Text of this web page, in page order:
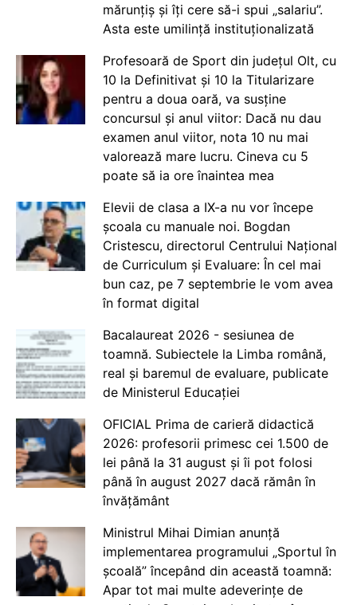
mărunțiș și îți cere să-i spui „salariu”.
Asta este umilință instituționalizată
Profesoară de Sport din județul Olt, cu
10 la Definitivat și 10 la Titularizare
pentru a doua oară, va susține
concursul și anul viitor: Dacă nu dau
examen anul viitor, nota 10 nu mai
valorează mare lucru. Cineva cu 5
poate să ia ore înaintea mea
Elevii de clasa a IX-a nu vor începe
școala cu manuale noi. Bogdan
Cristescu, directorul Centrului Național
de Curriculum și Evaluare: În cel mai
bun caz, pe 7 septembrie le vom avea
în format digital
Bacalaureat 2026 - sesiunea de
toamnă. Subiectele la Limba română,
real și baremul de evaluare, publicate
de Ministerul Educației
OFICIAL Prima de carieră didactică
2026: profesorii primesc cei 1.500 de
lei până la 31 august și îi pot folosi
până în august 2027 dacă rămân în
învățământ
Ministrul Mihai Dimian anunță
implementarea programului „Sportul în
școală” începând din această toamnă:
Apar tot mai multe adeverințe de